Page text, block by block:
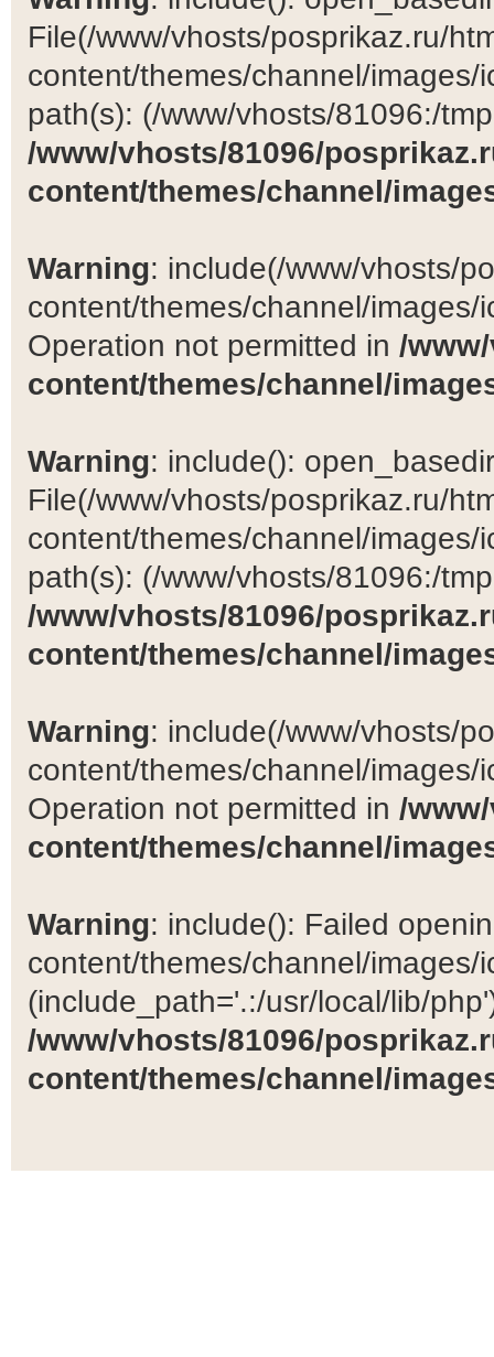
File(/www/vhosts/posprikaz.ru/
content/themes/channel/
path(s): (/www/vhosts/81096:/
/www/vhosts/81096/
content/themes/channel/
Warning: include(/www/vhosts/
content/themes/channel/
Operation not permitted in /
content/themes/channel/
Warning: include():
File(/www/vhosts/posprikaz.ru/
content/themes/channel/
path(s): (/www/vhosts/81096:/
/www/vhosts/81096/
content/themes/channel/
Warning: include(/www/vhosts/
content/themes/channel/
Operation not permitted in /
content/themes/channel/
Warning: include(): Failed
content/themes/channel/images/
(include_path='.:/usr/local/lib/
/www/vhosts/81096/
content/themes/channel/